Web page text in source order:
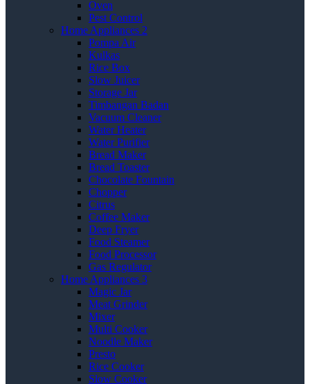
Oven
Pest Control
Home Appliances 2
Pompa Air
Kulkas
Rice Box
Slow Juicer
Storage Jar
Timbangan Badan
Vacuum Cleaner
Water Heater
Water Purifier
Bread Maker
Bread Toaster
Chocolate Fountain
Chopper
Citrus
Coffee Maker
Deep Fryer
Food Steamer
Food Processor
Gas Regulator
Home Appliances 3
Magic Jar
Meat Grinder
Mixer
Multi Cooker
Noodle Maker
Presto
Rice Cooker
Slow Cooker